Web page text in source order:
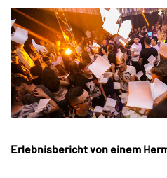
Erlebnisbericht von einem